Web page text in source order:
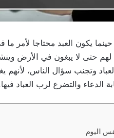
يكون العبد محتاجا لأمر ما
حتى لا يبغون في الأرض
وتجنب سؤال الناس،
الدعاء والتضرع لرب العباد
اليوم